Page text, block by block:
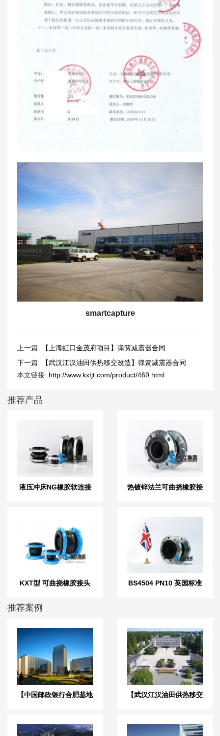
smartcapture
上一篇:
【上海虹口金茂府项目】弹簧减震器合同
下一篇:
【武汉江汉油田供热移交改造】弹簧减震器合同
本文链接: http://www.kxtjt.com/product/469.html
推荐产品
液压冲床NG橡胶软连接
热镀锌法兰可曲挠橡胶接
KXT型 可曲挠橡胶接头
BS4504 PN10 英国标准
推荐案例
【中国邮政银行合肥基地
【武汉江汉油田供热移交